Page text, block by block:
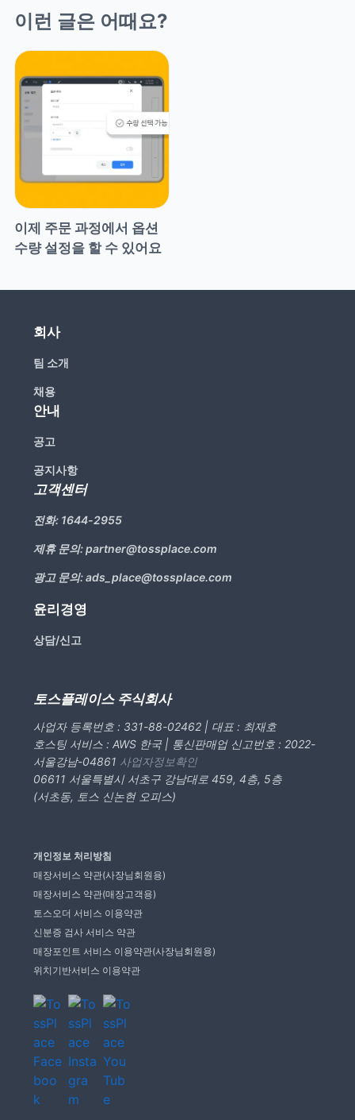
이런 글은 어때요?
이제 주문 과정에서 옵션
수량 설정을 할 수 있어요
회사
팀 소개
채용
안내
공고
공지사항
고객센터
전화: 1644-2955
제휴 문의:partner@tossplace.com
광고 문의:ads_place@tossplace.com
윤리경영
상담/신고
토스플레이스 주식회사
사업자 등록번호 : 331-88-02462 | 대표 : 최재호
호스팅 서비스 : AWS 한국 | 통신판매업 신고번호 : 2022-
서울강남-04861 사업자정보확인
06611 서울특별시 서초구 강남대로 459, 4층, 5층
(서초동, 토스 신논현 오피스)
개인정보 처리방침
매장서비스 약관(사장님회원용)
매장서비스 약관(매장고객용)
토스오더 서비스 이용약관
신분증 검사 서비스 약관
매장포인트 서비스 이용약관(사장님회원용)
위치기반서비스 이용약관